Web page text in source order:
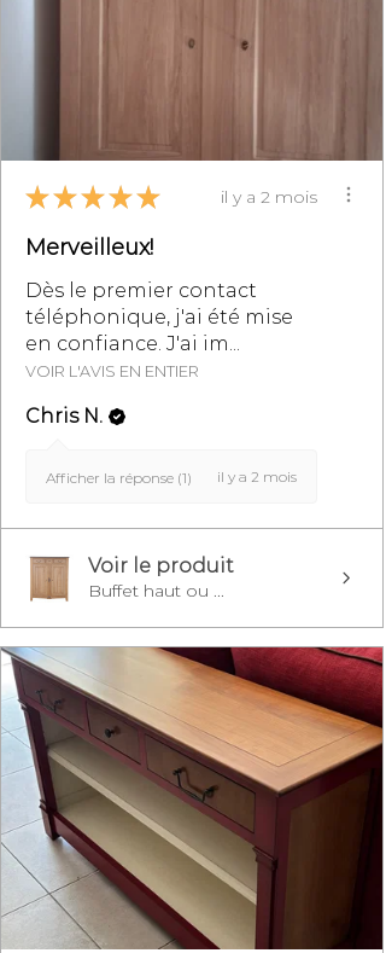
★ ★ ★ ★ ★ il y a 2 mois
Merveilleux!
Dès le premier contact
téléphonique, j'ai été mise
en confiance. J'ai im...
VOIR L'AVIS EN ENTIER
Chris N.
Afficher la réponse (1) il y a 2 mois
Voir le produit
Buffet haut ou ...